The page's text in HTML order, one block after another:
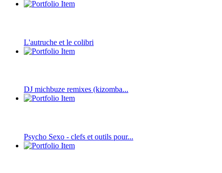
L'autruche et le colibri
DJ michbuze remixes (kizomba...
Psycho Sexo - clefs et outils pour...